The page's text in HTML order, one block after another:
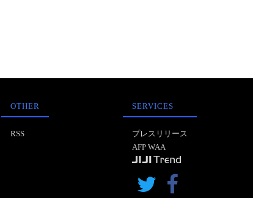
OTHER
RSS
SERVICES
プレスリリース
AFP WAA